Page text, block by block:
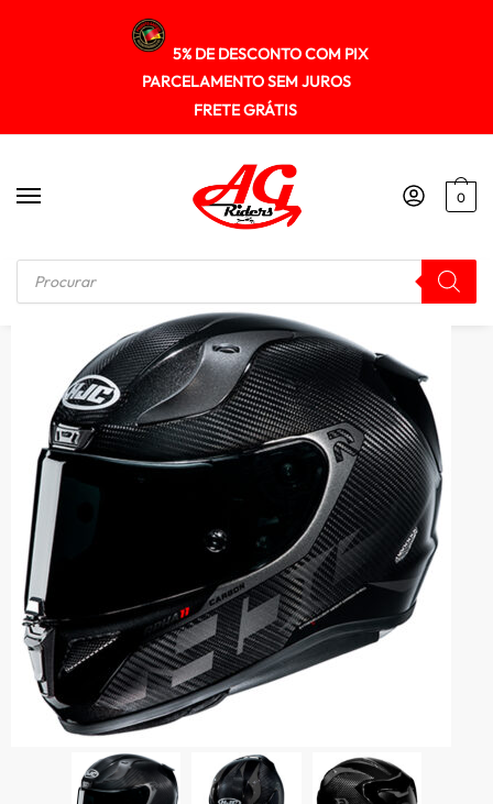
5% DE DESCONTO COM PIX
PARCELAMENTO SEM JUROS
FRETE GRÁTIS
0
Início / FECHADO Capacete Hjc Rpha 11 Carbon Bleer Preto E Cinza Melhor Pista